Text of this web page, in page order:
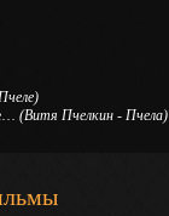
(Витя Пчелкин - Пчела)